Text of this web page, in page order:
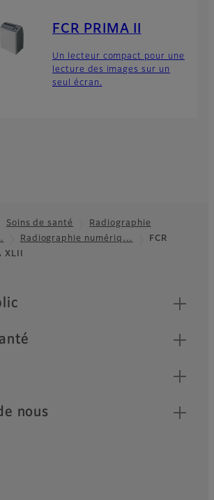
FCR PRIMA II
Un lecteur compact pour une
lecture des images sur un
seul écran.
Soins de santé
Radiographie
Radiographie numériq…
FCR
XLII
nous